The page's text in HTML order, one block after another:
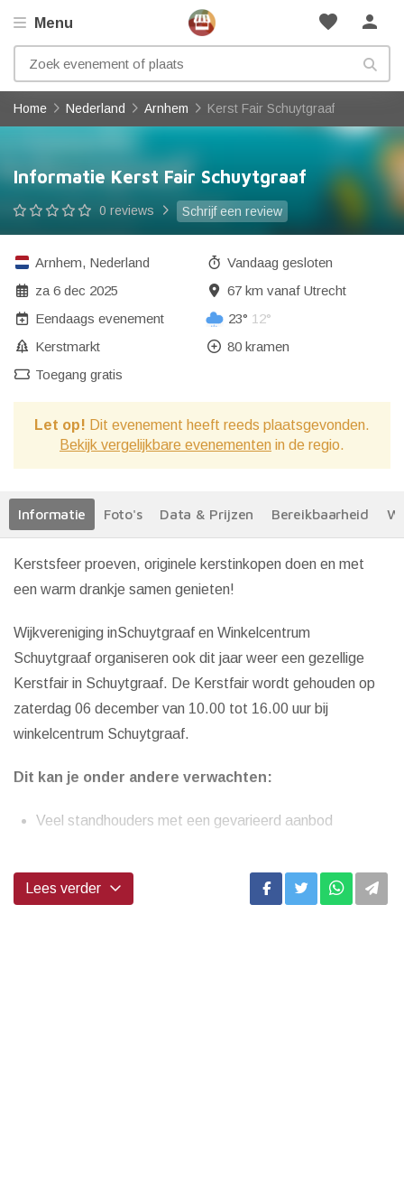
favorite person
Menu
Home Nederland Arnhem Kerst Fair Schuytgraaf
Informatie Kerst Fair Schuytgraaf
0 reviews Schrijf een review
Arnhem, Nederland
za 6 dec 2025
Eendaags evenement
Kerstmarkt
Toegang gratis
Vandaag gesloten
67 km vanaf Utrecht
23° 12°
80 kramen
Let op! Dit evenement heeft reeds plaatsgevonden.
Bekijk vergelijkbare evenementen in de regio.
Informatie Foto's Data & Prijzen Bereikbaarheid
Kerstsfeer proeven, originele kerstinkopen doen en met
een warm drankje samen genieten!
Wijkvereniging inSchuytgraaf en Winkelcentrum
Schuytgraaf organiseren ook dit jaar weer een gezellige
Kerstfair in Schuytgraaf. De Kerstfair wordt gehouden op
zaterdag 06 december van 10.00 tot 16.00 uur bij
winkelcentrum Schuytgraaf.
Dit kan je onder andere verwachten:
Veel standhouders met een gevarieerd aanbod
Lees verder